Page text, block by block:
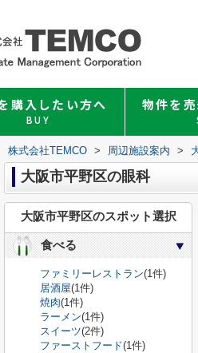
購入したい方へ
BUY
物件を
株式会社TEMCO > 周辺施設案内 >
大阪市平野区の眼科
大阪市平野区のスポット選択
食べる
ファミリーレストラン(1件)
居酒屋(1件)
焼肉(1件)
ラーメン(1件)
スイーツ(2件)
ファーストフード(1件)